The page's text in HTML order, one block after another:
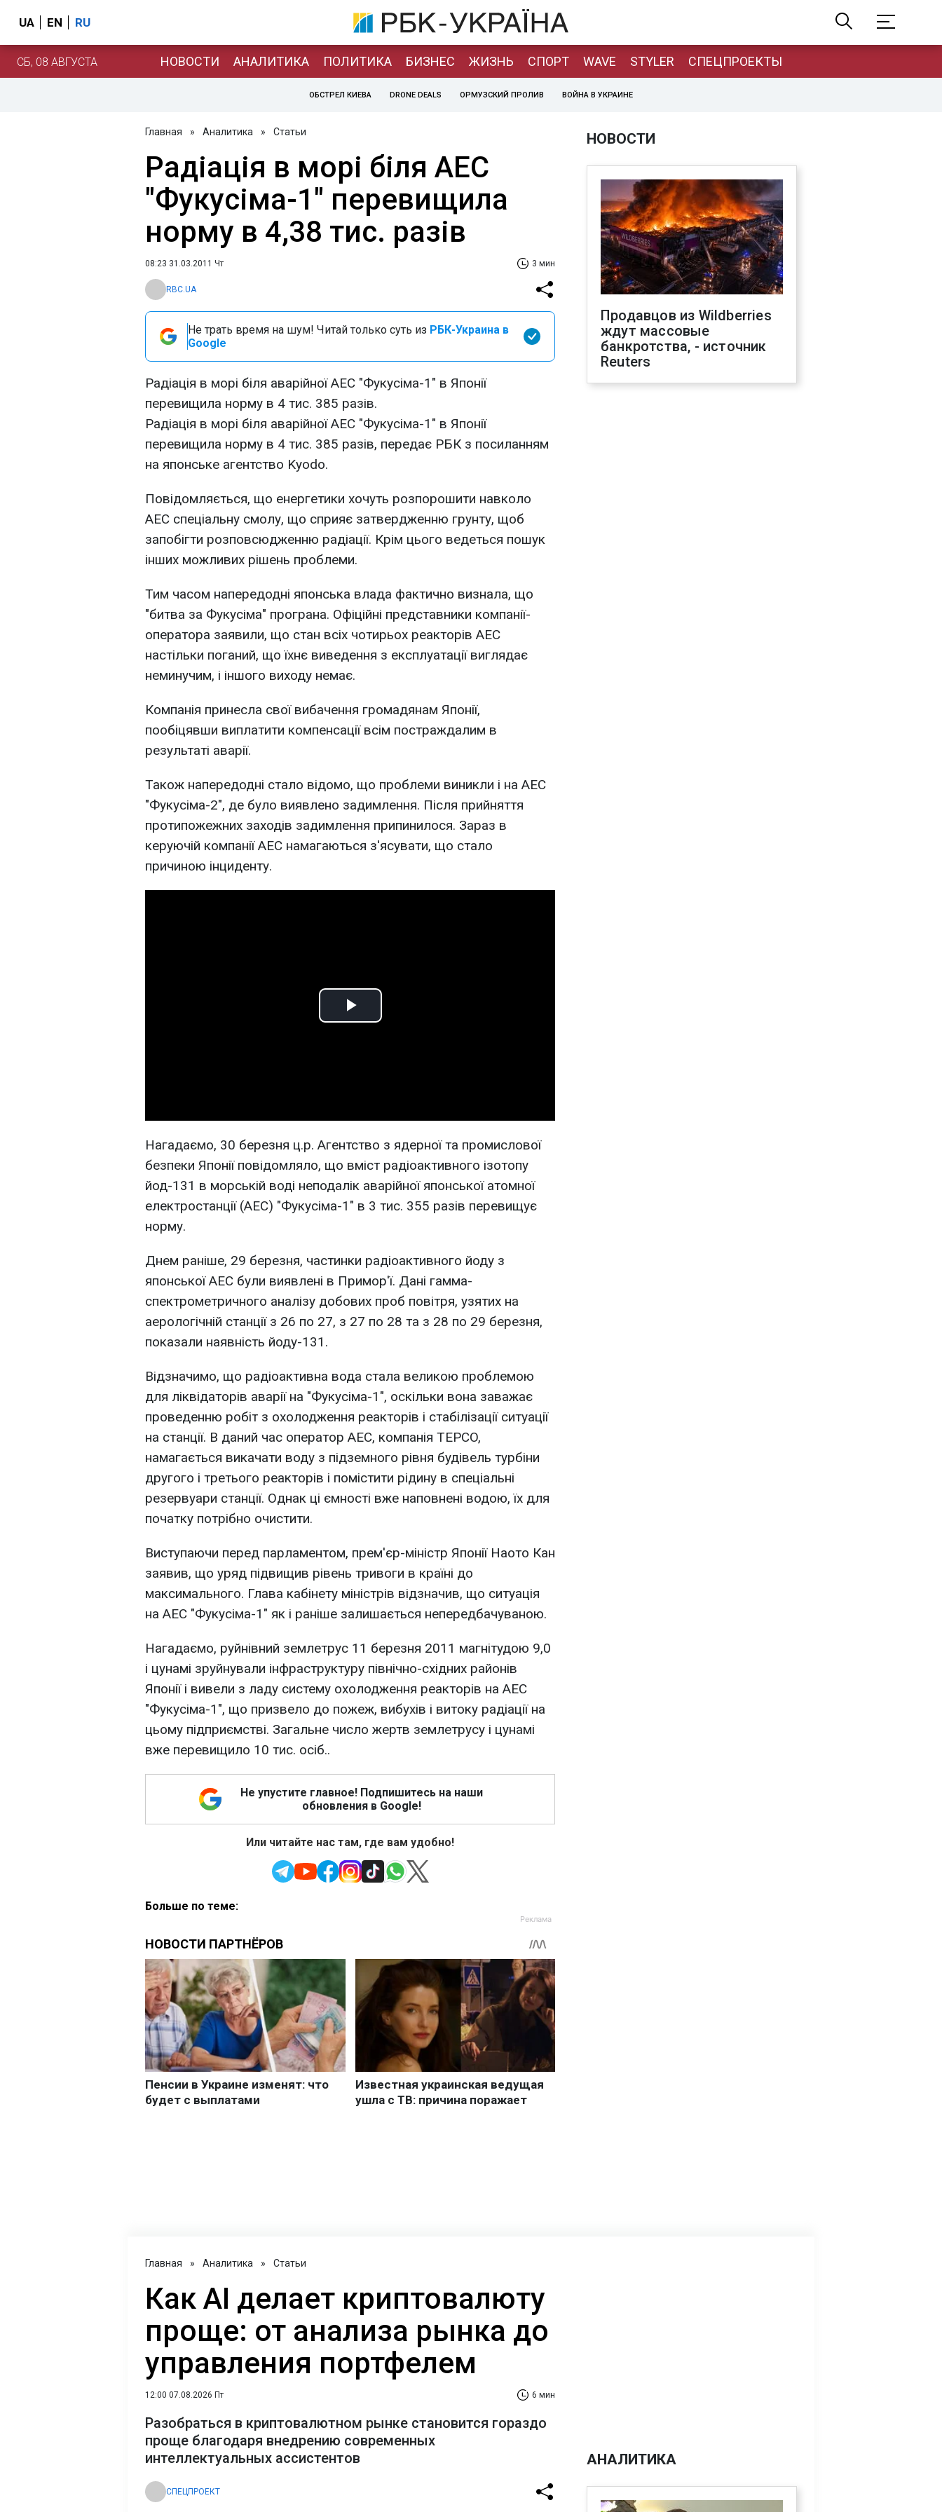
UA EN RU
СБ, 08 АВГУСТА НОВОСТИ АНАЛИТИКА ПОЛИТИКА БИЗНЕС ЖИЗНЬ СПОРТ WAVE STYLER СПЕЦПРОЕКТЫ
ОБСТРЕЛ КИЕВА DRONE DEALS ОРМУЗСКИЙ ПРОЛИВ ВОЙНА В УКРАИНЕ
Главная » Аналитика » Статьи
Радіація в морі біля АЕС
"Фукусіма-1" перевищила
норму в 4,38 тис. разів
08:23 31.03.2011 Чт 3 мин
RBC.UA
Не трать время на шум! Читай только суть из РБК-Украина в
Google
Радіація в морі біля аварійної АЕС "Фукусіма-1" в Японії
перевищила норму в 4 тис. 385 разів.
Радіація в морі біля аварійної АЕС "Фукусіма-1" в Японії
перевищила норму в 4 тис. 385 разів, передає РБК з посиланням
на японське агентство Kyodo.
Повідомляється, що енергетики хочуть розпорошити навколо
АЕС спеціальну смолу, що сприяє затвердженню грунту, щоб
запобігти розповсюдженню радіації. Крім цього ведеться пошук
інших можливих рішень проблеми.
Тим часом напередодні японська влада фактично визнала, що
"битва за Фукусіма" програна. Офіційні представники компанії-
оператора заявили, що стан всіх чотирьох реакторів АЕС
настільки поганий, що їхнє виведення з експлуатації виглядає
неминучим, і іншого виходу немає.
Компанія принесла свої вибачення громадянам Японії,
пообіцявши виплатити компенсації всім постраждалим в
результаті аварії.
Також напередодні стало відомо, що проблеми виникли і на АЕС
"Фукусіма-2", де було виявлено задимлення. Після прийняття
протипожежних заходів задимлення припинилося. Зараз в
керуючій компанії АЕС намагаються з'ясувати, що стало
причиною інциденту.
Play
Нагадаємо, 30 березня ц.р. Агентство з ядерної та промислової
безпеки Японії повідомляло, що вміст радіоактивного ізотопу
йод-131 в морській воді неподалік аварійної японської атомної
електростанції (АЕС) "Фукусіма-1" в 3 тис. 355 разів перевищує
норму.
Днем раніше, 29 березня, частинки радіоактивного йоду з
японської АЕС були виявлені в Примор'ї. Дані гамма-
спектрометричного аналізу добових проб повітря, узятих на
аерологічній станції з 26 по 27, з 27 по 28 та з 28 по 29 березня,
показали наявність йоду-131.
Відзначимо, що радіоактивна вода стала великою проблемою
для ліквідаторів аварії на "Фукусіма-1", оскільки вона заважає
проведенню робіт з охолодження реакторів і стабілізації ситуації
на станції. В даний час оператор АЕС, компанія TEPCO,
намагається викачати воду з підземного рівня будівель турбіни
другого і третього реакторів і помістити рідину в спеціальні
резервуари станції. Однак ці ємності вже наповнені водою, їх для
початку потрібно очистити.
Виступаючи перед парламентом, прем'єр-міністр Японії Наото Кан
заявив, що уряд підвищив рівень тривоги в країні до
максимального. Глава кабінету міністрів відзначив, що ситуація
на АЕС "Фукусіма-1" як і раніше залишається непередбачуваною.
Нагадаємо, руйнівний землетрус 11 березня 2011 магнітудою 9,0
і цунамі зруйнували інфраструктуру північно-східних районів
Японії і вивели з ладу систему охолодження реакторів на АЕС
"Фукусіма-1", що призвело до пожеж, вибухів і витоку радіації на
цьому підприємстві. Загальне число жертв землетрусу і цунамі
вже перевищило 10 тис. осіб..
Не упустите главное! Подпишитесь на наши
обновления в Google!
Или читайте нас там, где вам удобно!
Больше по теме:
НОВОСТИ
Продавцов из Wildberries
ждут массовые
банкротства, - источник
Reuters
Главная » Аналитика » Статьи
Как AI делает криптовалюту
проще: от анализа рынка до
управления портфелем
12:00 07.08.2026 Пт 6 мин
Разобраться в криптовалютном рынке становится гораздо
проще благодаря внедрению современных
интеллектуальных ассистентов
СПЕЦПРОЕКТ
АНАЛИТИКА